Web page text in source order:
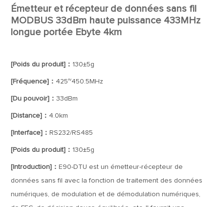
Émetteur et récepteur de données sans fil
MODBUS 33dBm haute puissance 433MHz
longue portée Ebyte 4km
[Poids du produit]： 130±5g
[Fréquence]： 425~450.5MHz
[Du pouvoir]：33dBm
[Distance]： 4.0km
[Interface]： RS232/RS485
[Poids du produit]： 130±5g
[Introduction]： E90-DTU est un émetteur-récepteur de
données sans fil avec la fonction de traitement des données
numériques, de modulation et de démodulation numériques,